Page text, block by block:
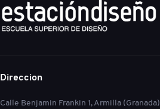
Direccion
Calle Benjamin Frankin 1, Armilla (Granada)